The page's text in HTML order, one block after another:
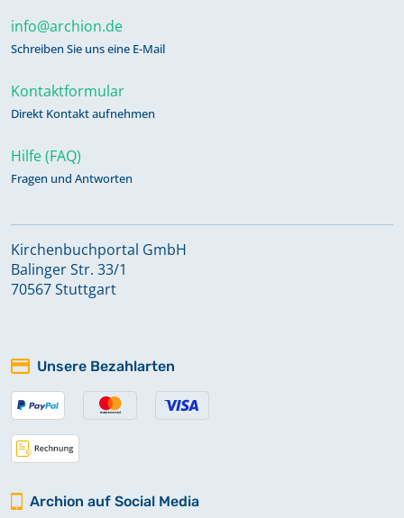
info@archion.de
Schreiben Sie uns eine E-Mail
Kontaktformular
Direkt Kontakt aufnehmen
Hilfe (FAQ)
Fragen und Antworten
Kirchenbuchportal GmbH
Balinger Str. 33/1
70567 Stuttgart
Unsere Bezahlarten
Archion auf Social Media